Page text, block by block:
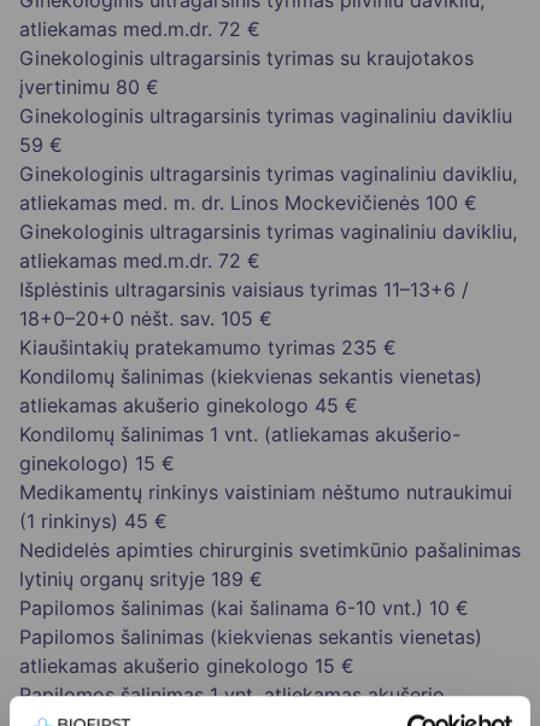
atliekamas med.m.dr. 72 €
Ginekologinis ultragarsinis tyrimas su kraujotakos
įvertinimu 80 €
Ginekologinis ultragarsinis tyrimas vaginaliniu davikliu
59 €
Ginekologinis ultragarsinis tyrimas vaginaliniu davikliu,
atliekamas med. m. dr. Linos Mockevičienės 100 €
Ginekologinis ultragarsinis tyrimas vaginaliniu davikliu,
atliekamas med.m.dr. 72 €
Išplėstinis ultragarsinis vaisiaus tyrimas 11–13+6 /
18+0–20+0 nėšt. sav. 105 €
Kiaušintakių pratekamumo tyrimas 235 €
Kondilomų šalinimas (kiekvienas sekantis vienetas)
atliekamas akušerio ginekologo 45 €
Kondilomų šalinimas 1 vnt. (atliekamas akušerio-
ginekologo) 15 €
Medikamentų rinkinys vaistiniam nėštumo nutraukimui
(1 rinkinys) 45 €
Nedidelės apimties chirurginis svetimkūnio pašalinimas
lytinių organų srityje 189 €
Papilomos šalinimas (kai šalinama 6-10 vnt.) 10 €
Papilomos šalinimas (kiekvienas sekantis vienetas)
atliekamas akušerio ginekologo 15 €
Papilomos šalinimas 1 vnt. atliekamas akušerio